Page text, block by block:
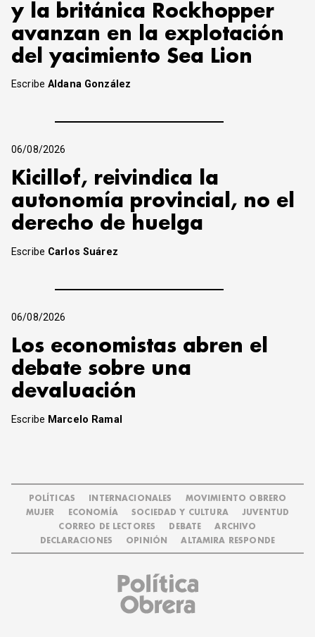
y la británica Rockhopper
avanzan en la explotación
del yacimiento Sea Lion
EscribeAldana González
06/08/2026
Kicillof, reivindica la
autonomía provincial, no el
derecho de huelga
Escribe Carlos Suárez
06/08/2026
Los economistas abren el
debate sobre una
devaluación
Escribe Marcelo Ramal
POLÍTICAS INTERNACIONALES
MOVIMIENTO OBRERO
MUJER
ECONOMÍA SOCIEDAD Y CULTURA
JUVENTUD
CORREO DE LECTORES
DEBATE
ARCHIVO
DECLARACIONES
OPINIÓN ALTAMIRA RESPONDE